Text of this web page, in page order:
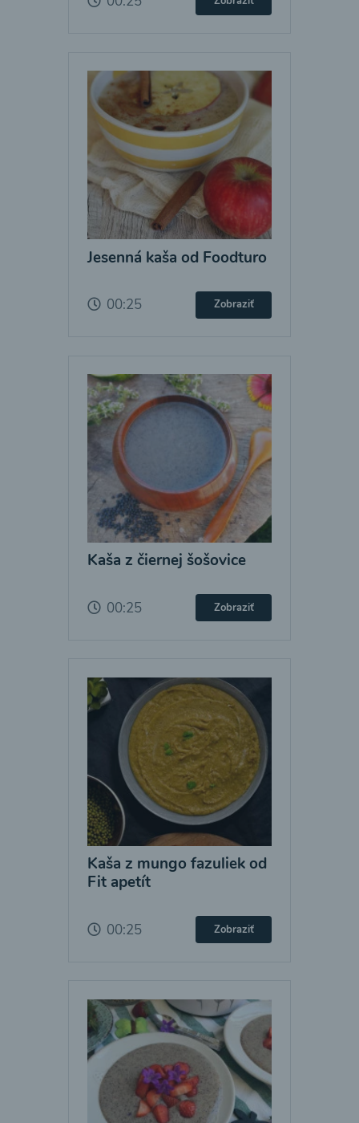
Jesenná kaša od Foodturo
00:25 Zobraziť
Kaša z čiernej šošovice
00:25 Zobraziť
Kaša z mungo fazuliek od
Fit apetít
00:25 Zobraziť